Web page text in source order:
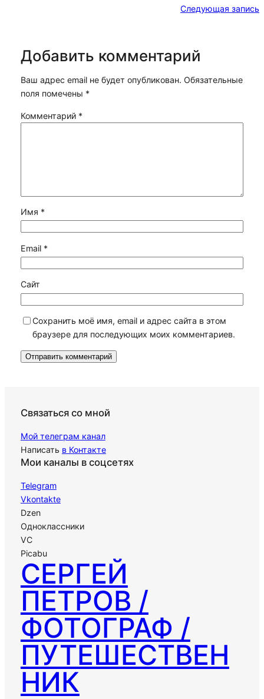
Следующая запись
Добавить комментарий
Ваш адрес email не будет опубликован. Обязательные
поля помечены *
Комментарий *
Имя *
Email *
Сайт
Сохранить моё имя, email и адрес сайта в этом
браузере для последующих моих комментариев.
Связаться со мной
Мой телеграм канал
Написать в Контакте
Мои каналы в соцсетях
Telegram
Vkontakte
Dzen
Одноклассники
VC
Picabu
СЕРГЕЙ
ПЕТРОВ /
ФОТОГРАФ /
ПУТЕШЕСТВЕН
НИК